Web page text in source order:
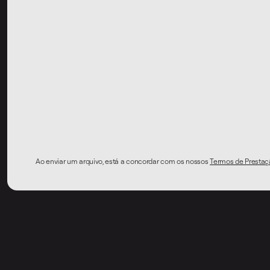
Ao enviar um arquivo, está a concordar com os nossosTermos de